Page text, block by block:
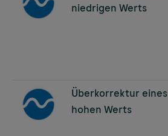
niedrigen Werts
Image
Überkorrektur eines
hohen Werts